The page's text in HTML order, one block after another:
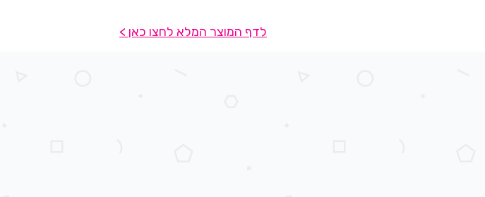
לדף המוצר המלא לחצו כאן >